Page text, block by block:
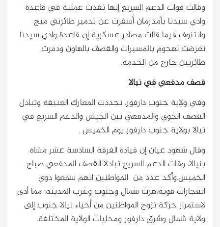
وقالت قوات الدعم السريع إنها نفذت عملية في قاعدة
وادي سيدنا بأمدرمان أسفرت عن تدمير طائرتي ميج
وانتنوف فيما قالت مصادر عسكرية إن قاعدة وادي سيدنا
تعرضت لهجوم بالمسيرات والقصف بالهاون ودمرت
طائرتين خارج من الخدمة.
قصف مدفعي في نيالا
وفي ولاية جنوب دارفور، تجددت المعارك العنيفة وتبادل
القصف الجوي والمدفعي بين الجيش والدعم السريع في
نيالا بولاية جنوب دارفور يوم الخميس .
وقال شهود عيان إن قيادة الفرقة السادسة عشر مشاه
بنيالا، وقات الدعم السريع تبادلا القصف المدفعي صباح
الخميس.وأكد عدد من المواطنين انهم سمعوا دوي
انفجارات قوية،هزت شمال وجنوب وغرب المدينة، مما أدى
لاستمرار حركة نزوح المواطنين من أحياء نيالا جنوب إلى
ولاية شمال وشرق دارفور ومحليات الولاية المختلفة.